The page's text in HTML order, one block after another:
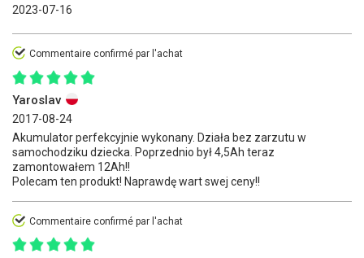
2023-07-16
Commentaire confirmé par l'achat
Yaroslav
2017-08-24
Akumulator perfekcyjnie wykonany. Działa bez zarzutu w
samochodziku dziecka. Poprzednio był 4,5Ah teraz
zamontowałem 12Ah!!
Polecam ten produkt! Naprawdę wart swej ceny!!
Commentaire confirmé par l'achat